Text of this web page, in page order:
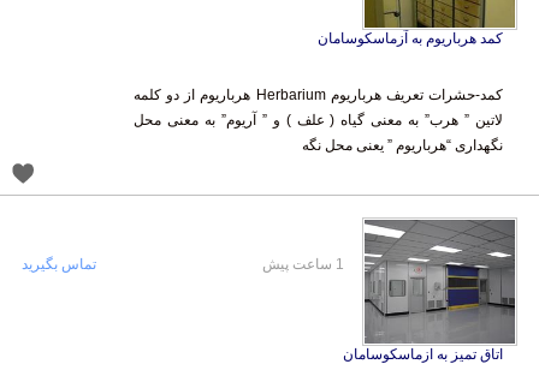
کمد هرباریوم به آزماسکوسامان
کمد-حشرات تعریف هرباریوم Herbarium هرباریوم از دو کلمه
لاتین ” هرب” به معنی گیاه ( علف ) و ” آریوم” به معنی محل
نگهداری “هرباریوم ” یعنی محل نگه
اتاق تمیز به ازماسکوسامان
1 ساعت پیش تماس بگیرید